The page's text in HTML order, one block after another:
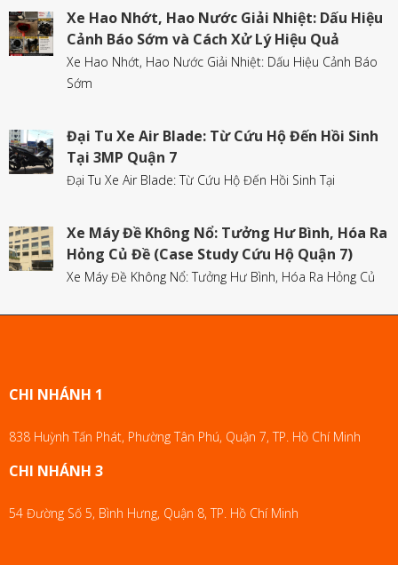
Xe Hao Nhớt, Hao Nước Giải Nhiệt: Dấu Hiệu
Cảnh Báo Sớm và Cách Xử Lý Hiệu Quả
Xe Hao Nhớt, Hao Nước Giải Nhiệt: Dấu Hiệu Cảnh Báo
Sớm
Đại Tu Xe Air Blade: Từ Cứu Hộ Đến Hồi Sinh
Tại 3MP Quận 7
Đại Tu Xe Air Blade: Từ Cứu Hộ Đến Hồi Sinh Tại
Xe Máy Đề Không Nổ: Tưởng Hư Bình, Hóa Ra
Hỏng Củ Đề (Case Study Cứu Hộ Quận 7)
Xe Máy Đề Không Nổ: Tưởng Hư Bình, Hóa Ra Hỏng Củ
CHI NHÁNH 1
838 Huỳnh Tấn Phát, Phường Tân Phú, Quận 7, TP. Hồ Chí Minh
CHI NHÁNH 3
54 Đường Số 5, Bình Hưng, Quận 8, TP. Hồ Chí Minh